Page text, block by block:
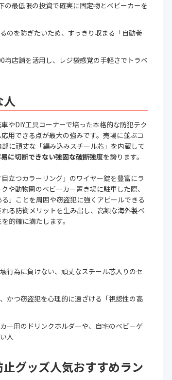
最低限の投資で確実に固定物とベビーカーを
のを防ぎたいため、すっきり収まる「自動巻
店舗を活用し、レジ袋感覚の手軽さでトラベ
人
やDIY工具コーナーで培った本格的な防犯テク
用できる点が最大の強みです。売場に並ぶコ
に頑丈な「編み込みスチール芯」を内蔵して
に切断できない強固な破断強度を誇ります。
立つカラーリング」のワイヤー錠を豊富にラ
や動物園のベビーカー置き場に駐車した際、
」ことを周囲や窃盗犯に強くアピールできる
る防衛メリットを生み出し、高額な海外製ベ
的確に満たします。
行為に負けない、頑丈なスチール芯入りのセ
かつ窃盗犯を心理的に遠ざける「視認性の高
ー用のドリンクホルダーや、自宅のベビーゲ
人
グッズ人気おすすめラン